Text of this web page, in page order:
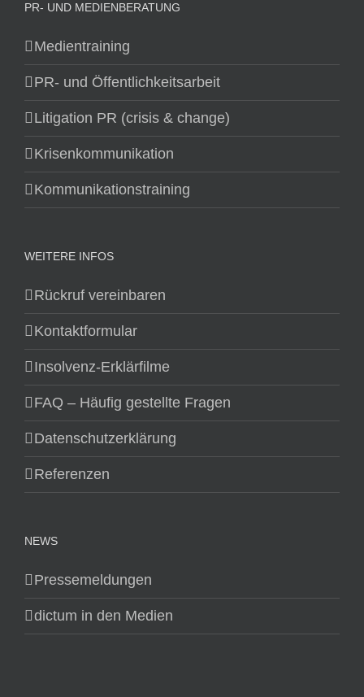
PR- UND MEDIENBERATUNG
Medientraining
PR- und Öffentlichkeitsarbeit
Litigation PR (crisis & change)
Krisenkommunikation
Kommunikationstraining
WEITERE INFOS
Rückruf vereinbaren
Kontaktformular
Insolvenz-Erklärfilme
FAQ – Häufig gestellte Fragen
Datenschutzerklärung
Referenzen
NEWS
Pressemeldungen
dictum in den Medien